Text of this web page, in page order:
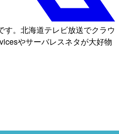
す。北海道テレビ放送でクラウ
やサーバレスネタが大好物